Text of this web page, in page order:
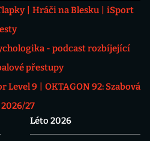
Hráči na Blesku
iSport
- podcast rozbíjející
přestupy
Level 9
OKTAGON 92: Szabová
27
Léto 2026